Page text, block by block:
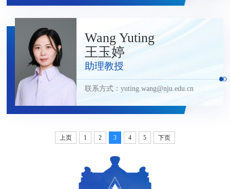
Wang Yuting
王玉婷
助理教授
联系方式：yuting.wang@nju.edu.cn
上页 1 2 3 4 5 下页